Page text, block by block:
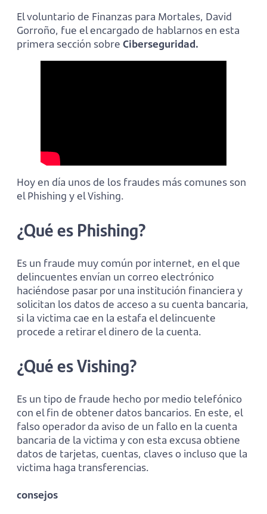
El voluntario de Finanzas para Mortales, David
Gorroño, fue el encargado de hablarnos en esta
primera sección sobre Ciberseguridad.
Hoy en día unos de los fraudes más comunes son
el Phishing y el Vishing.
¿Qué es Phishing?
Es un fraude muy común por internet, en el que
delincuentes envían un correo electrónico
haciéndose pasar por una institución financiera y
solicitan los datos de acceso a su cuenta bancaria,
si la victima cae en la estafa el delincuente
procede a retirar el dinero de la cuenta.
¿Qué es Vishing?
Es un tipo de fraude hecho por medio telefónico
con el fin de obtener datos bancarios. En este, el
falso operador da aviso de un fallo en la cuenta
bancaria de la victima y con esta excusa obtiene
datos de tarjetas, cuentas, claves o incluso que la
victima haga transferencias.
consejos